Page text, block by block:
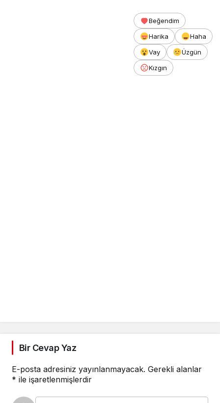
Beğendim
Harika
Haha
Vay
Üzgün
Kızgın
Bir Cevap Yaz
E-posta adresiniz yayınlanmayacak. Gerekli alanlar
* ile işaretlenmişlerdir